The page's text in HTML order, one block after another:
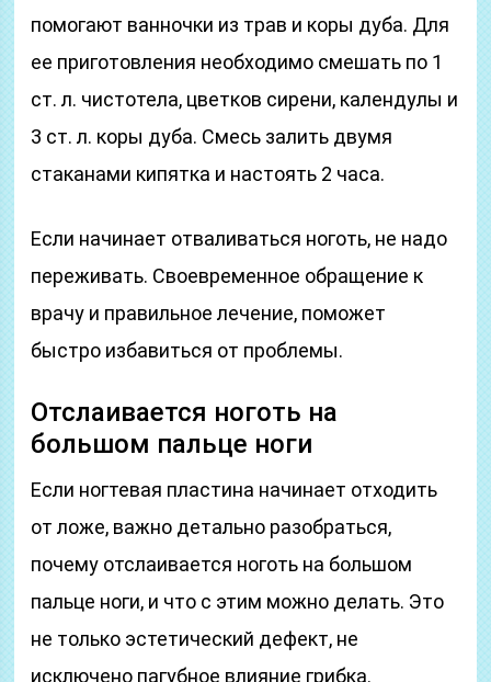
помогают ванночки из трав и коры дуба. Для
ее приготовления необходимо смешать по 1
ст. л. чистотела, цветков сирени, календулы и
3 ст. л. коры дуба. Смесь залить двумя
стаканами кипятка и настоять 2 часа.
Если начинает отваливаться ноготь, не надо
переживать. Своевременное обращение к
врачу и правильное лечение, поможет
быстро избавиться от проблемы.
Отслаивается ноготь на
большом пальце ноги
Если ногтевая пластина начинает отходить
от ложе, важно детально разобраться,
почему отслаивается ноготь на большом
пальце ноги, и что с этим можно делать. Это
не только эстетический дефект, не
исключено пагубное влияние грибка.